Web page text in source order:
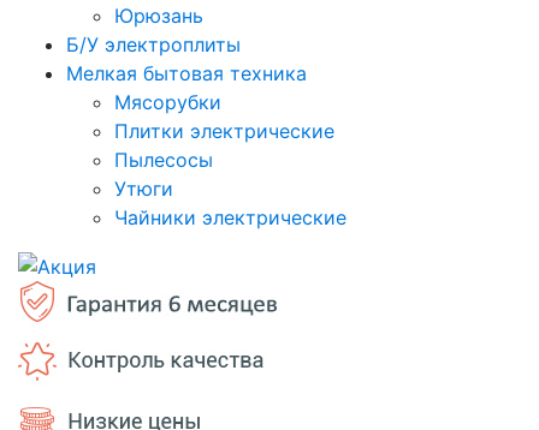
Юрюзань
Б/У электроплиты
Мелкая бытовая техника
Мясорубки
Плитки электрические
Пылесосы
Утюги
Чайники электрические